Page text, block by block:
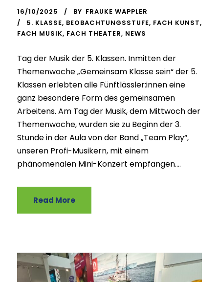
16/10/2025 BY FRAUKE WAPPLER
5. KLASSE, BEOBACHTUNGSSTUFE, FACH KUNST,
FACH MUSIK, FACH THEATER, NEWS
Tag der Musik der 5. Klassen. Inmitten der
Themenwoche „Gemeinsam Klasse sein“ der 5.
Klassen erlebten alle Fünftlässler:innen eine
ganz besondere Form des gemeinsamen
Arbeitens. Am Tag der Musik, dem Mittwoch der
Themenwoche, wurden sie zu Beginn der 3.
Stunde in der Aula von der Band „Team Play“,
unseren Profi-Musikern, mit einem
phänomenalen Mini-Konzert empfangen....
Read More